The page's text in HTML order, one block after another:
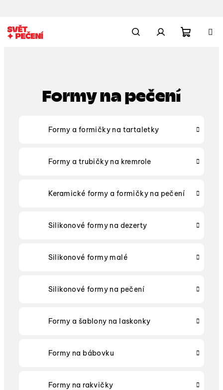
na
obsah
Formy na pečení
Formy a formičky na tartaletky
Formy a trubičky na kremrole
Keramické formy a formičky na pečení
Silikonové formy na dezerty
Silikonové formy malé
Silikonové formy na pečení
Formy a šablony na laskonky
Formy na bábovku
Formy na rakvičky